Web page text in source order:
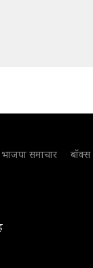
भाजपा समाचार